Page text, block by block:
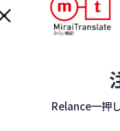
Relance一押